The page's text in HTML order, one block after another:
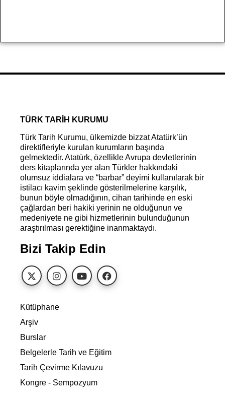
2:33:55
TÜRK TARİH KURUMU
Türk Tarih Kurumu, ülkemizde bizzat Atatürk’ün
direktifleriyle kurulan kurumların başında
gelmektedir. Atatürk, özellikle Avrupa devletlerinin
ders kitaplarında yer alan Türkler hakkındaki
olumsuz iddialara ve “barbar” deyimi kullanılarak bir
istilacı kavim şeklinde gösterilmelerine karşılık,
bunun böyle olmadığının, cihan tarihinde en eski
çağlardan beri hakiki yerinin ne olduğunun ve
medeniyete ne gibi hizmetlerinin bulunduğunun
araştırılması gerektiğine inanmaktaydı.
Bizi Takip Edin
Kütüphane
Arşiv
Burslar
Belgelerle Tarih ve Eğitim
Tarih Çevirme Kılavuzu
Kongre - Sempozyum